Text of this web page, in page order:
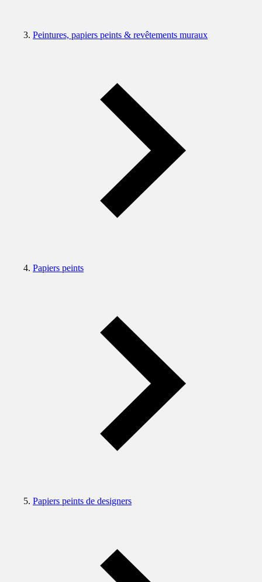
Peintures, papiers peints & revêtements muraux
Papiers peints
Papiers peints de designers